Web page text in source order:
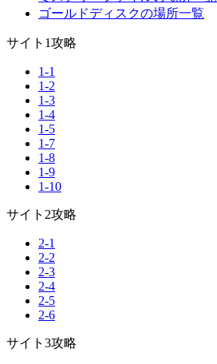
ゴールドディスクの場所一覧
サイト1攻略
1-1
1-2
1-3
1-4
1-5
1-7
1-8
1-9
1-10
サイト2攻略
2-1
2-2
2-3
2-4
2-5
2-6
サイト3攻略